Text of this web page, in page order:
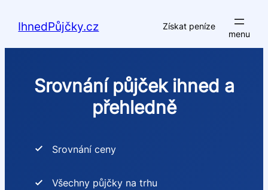
IhnedPůjčky.cz Získat peníze
Srovnání půjček ihned a
přehledně
Srovnání ceny
Všechny půjčky na trhu